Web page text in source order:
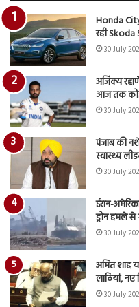
Honda
रही
30 July
अजिंक्य
आज तक कोई
30 July
पंजाब की
स्वास्थ्य
30 July
ईरान-
ड्रोन हमले
30 July
अमित शाह
लाठियां,
30 July